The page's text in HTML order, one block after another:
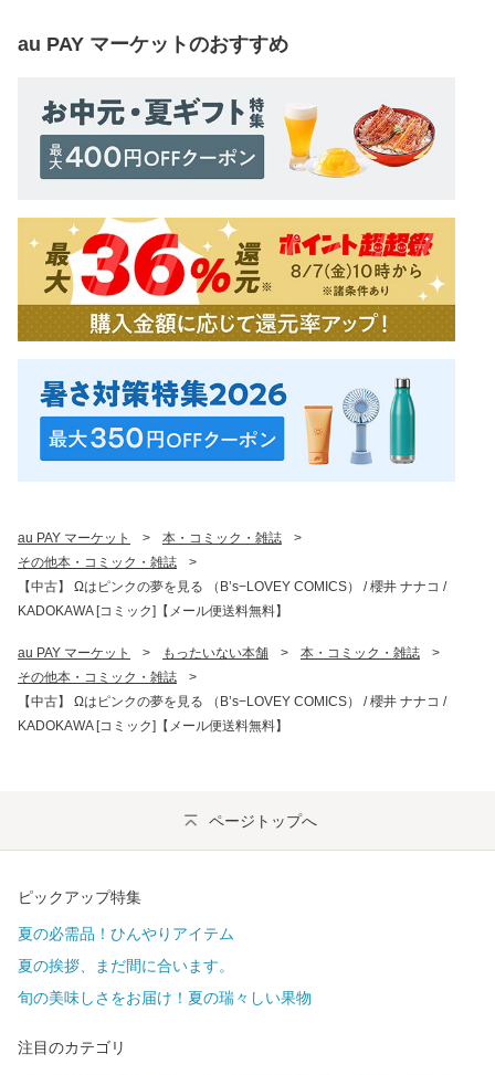
au PAY マーケットのおすすめ
au PAY マーケット > 本・コミック・雑誌
>
その他本・コミック・雑誌
>
【中古】 Ωはピンクの夢を見る （B’s−LOVEY COMICS） / 櫻井 ナナコ /
KADOKAWA [コミック]【メール便送料無料】
au PAY マーケット > もったいない本舗 > 本・コミック・雑誌
>
その他本・コミック・雑誌
>
【中古】 Ωはピンクの夢を見る （B’s−LOVEY COMICS） / 櫻井 ナナコ /
KADOKAWA [コミック]【メール便送料無料】
ページトップへ
ピックアップ特集
夏の必需品！ひんやりアイテム
夏の挨拶、まだ間に合います。
旬の美味しさをお届け！夏の瑞々しい果物
注目のカテゴリ